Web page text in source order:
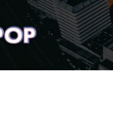
Home Notícias